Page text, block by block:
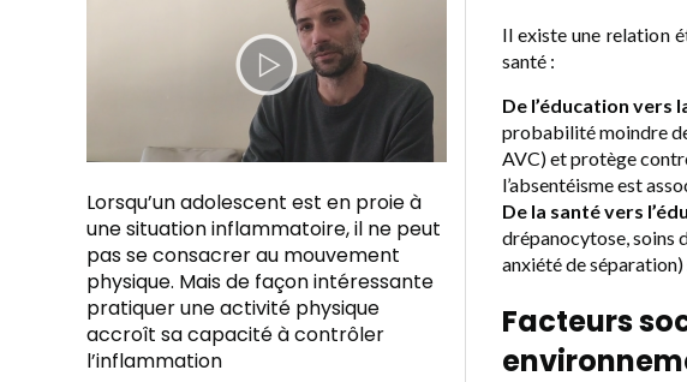
Lorsqu’un adolescent est en proie à
une situation inflammatoire, il ne peut
pas se consacrer au mouvement
physique. Mais de façon intéressante
pratiquer une activité physique
accroît sa capacité à contrôler
l’inflammation
Il existe une relation
santé :
De l’éducation vers
probabilité moindre
AVC) et protège
l’absentéisme est
De la santé vers
drépanocytose, soins
anxiété de séparation)
Facteurs